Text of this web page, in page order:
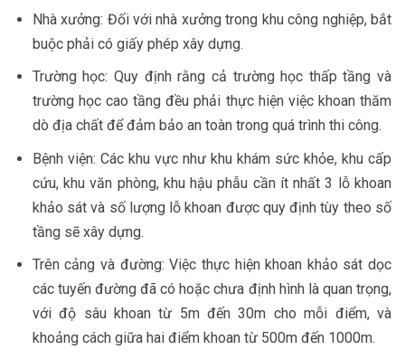
Nhà xưởng: Đối với nhà xưởng trong khu công nghiệp, bắt
buộc phải có giấy phép xây dựng.
Trường học: Quy định rằng cả trường học thấp tầng và
trường học cao tầng đều phải thực hiện việc khoan thăm
dò địa chất để đảm bảo an toàn trong quá trình thi công.
Bệnh viện: Các khu vực như khu khám sức khỏe, khu cấp
cứu, khu văn phòng, khu hậu phẫu cần ít nhất 3 lỗ khoan
khảo sát và số lượng lỗ khoan được quy định tùy theo số
tầng sẽ xây dựng.
Trên cảng và đường: Việc thực hiện khoan khảo sát dọc
các tuyến đường đã có hoặc chưa định hình là quan trọng,
với độ sâu khoan từ 5m đến 30m cho mỗi điểm, và
khoảng cách giữa hai điểm khoan từ 500m đến 1000m.